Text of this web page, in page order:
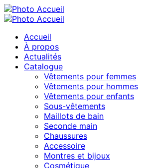
Accueil
À propos
Actualités
Catalogue
Vêtements pour femmes
Vêtements pour hommes
Vêtements pour enfants
Sous-vêtements
Maillots de bain
Seconde main
Chaussures
Accessoire
Montres et bijoux
Cosmétique